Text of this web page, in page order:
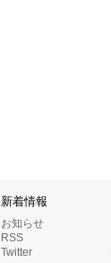
新着情報
お知らせ
RSS
Twitter